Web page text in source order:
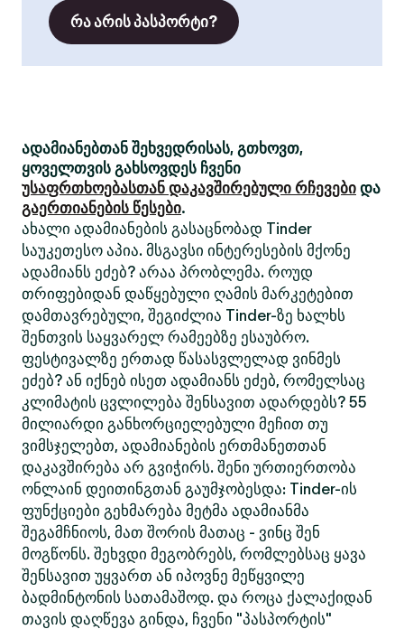
რა არის პასპორტი?
ადამიანებთან შეხვედრისას, გთხოვთ,
ყოველთვის გახსოვდეს ჩვენი
უსაფრთხოებასთან დაკავშირებული რჩევები და
გაერთიანების წესები.
ახალი ადამიანების გასაცნობად Tinder
საუკეთესო აპია. მსგავსი ინტერესების მქონე
ადამიანს ეძებ? არაა პრობლემა. როუდ
თრიფებიდან დაწყებული ღამის მარკეტებით
დამთავრებული, შეგიძლია Tinder-ზე ხალხს
შენთვის საყვარელ რამეებზე ესაუბრო.
ფესტივალზე ერთად წასასვლელად ვინმეს
ეძებ? ან იქნებ ისეთ ადამიანს ეძებ, რომელსაც
კლიმატის ცვლილება შენსავით ადარდებს? 55
მილიარდი განხორციელებული მეჩით თუ
ვიმსჯელებთ, ადამიანების ერთმანეთთან
დაკავშირება არ გვიჭირს. შენი ურთიერთობა
ონლაინ დეითინგთან გაუმჯობესდა: Tinder-ის
ფუნქციები გეხმარება მეტმა ადამიანმა
შეგამჩნიოს, მათ შორის მათაც - ვინც შენ
მოგწონს. შეხვდი მეგობრებს, რომლებსაც ყავა
შენსავით უყვართ ან იპოვნე მეწყვილე
ბადმინტონის სათამაშოდ. და როცა ქალაქიდან
თავის დაღწევა გინდა, ჩვენი "პასპორტის"